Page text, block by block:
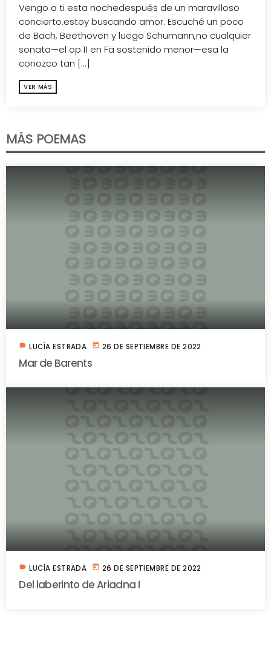
Vengo a ti esta nochedespués de un maravilloso
concierto.estoy buscando amor. Escuché un poco
de Bach, Beethoven y luego Schumann,no cualquier
sonata—el op.11 en Fa sostenido menor—esa la
conozco tan [...]
VER MÁS
MÁS POEMAS
label LUCÍA ESTRADA today 26 DE SEPTIEMBRE DE 2022
Mar de Barents
label LUCÍA ESTRADA today 26 DE SEPTIEMBRE DE 2022
Del laberinto de Ariadna I